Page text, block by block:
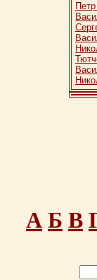
Петр
А Б В